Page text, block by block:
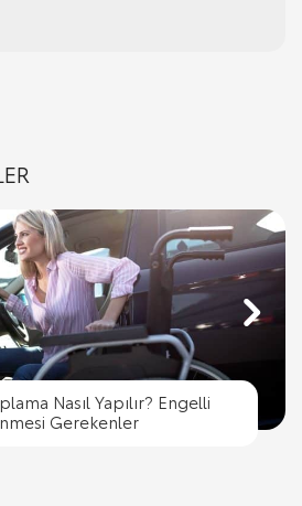
ve Anlamları
Nasıl Yapılır? Engelli
Gerekenler
Ödenir?
ve Anlamları
Nasıl Yapılır? Engelli
Gerekenler